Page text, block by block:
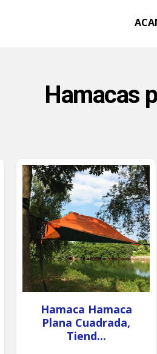
Hamacas
Hamaca Hamaca
Plana Cuadrada,
Tiend...